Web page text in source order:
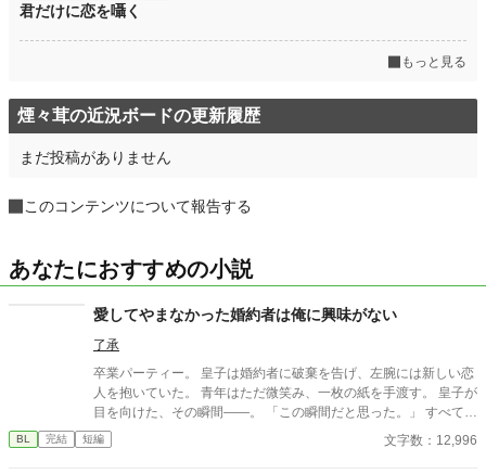
君だけに恋を囁く
もっと見る
煙々茸の近況ボードの更新履歴
まだ投稿がありません
このコンテンツについて報告する
あなたにおすすめの小説
愛してやまなかった婚約者は俺に興味がない
了承
卒業パーティー。 皇子は婚約者に破棄を告げ、左腕には新しい恋
人を抱いていた。 青年はただ微笑み、一枚の紙を手渡す。 皇子が
目を向けた、その瞬間——。 「この瞬間だと思った。」 すべてを
愛で終わらせた、沈黙の恋の物語。 IFストーリーあり 誤字あ
れば報告お願いします！
BL 完結 短編 文字数：12,996